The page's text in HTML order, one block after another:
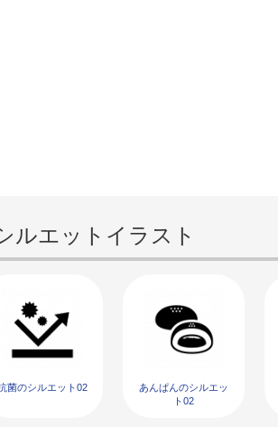
ルエットイラスト
菌のシルエット02
あんぱんのシルエッ
ト02